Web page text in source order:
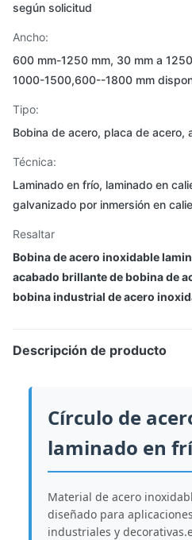
según solicitud
Ancho:
600 mm-1250 mm, 30 mm a
1000-1500,600--1800 mm
Tipo:
Bobina de acero, placa de acero,
Técnica:
Laminado en frío, laminado en
galvanizado por inmersión en
Resaltar
Bobina de acero inoxidable
acabado brillante de bobina de
bobina industrial de acero
Descripción de producto
Círculo de
laminado en
Material de acero
diseñado para
industriales y